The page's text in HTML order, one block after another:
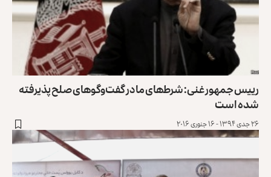
رییس جمهور غنی: شرط‍‌های ما در گفت‌وگوهای صلح پذیرفته
شده است
۲۶ جدی ۱۳۹۴ - ۱۶ جنوری ۲۰۱۶